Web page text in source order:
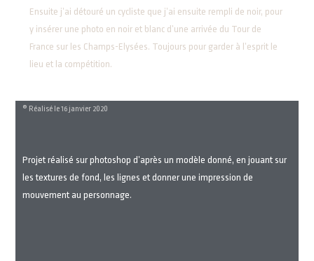
Ensuite j’ai détouré un cycliste que j’ai ensuite rempli de noir, pour
y insérer une photo en noir et blanc d’une arrivée du Tour de
France sur les Champs-Elysées. Toujours pour garder à l’esprit le
lieu et la compétition.
® Réalisé le 16 janvier 2020
Projet réalisé sur photoshop d’après un modèle donné, en jouant sur
les textures de fond, les lignes et donner une impression de
mouvement au personnage.